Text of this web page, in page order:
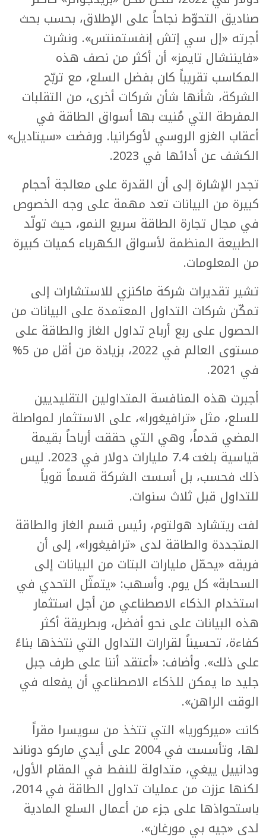
صناديق التحوّط نجاحاً على الإطلاق، بحسب بحث
أجرته «إل سي إتش إنفستمنتس». ونشرت
«فايننشال تايمز» أن أكثر من نصف هذه
المكاسب تقريباً كان بفضل السلع، مع تربّح
الشركة، شأنها شأن شركات أخرى، من التقلبات
المفرطة التي مُنيت بها أسواق الطاقة في
أعقاب الغزو الروسي لأوكرانيا. ورفضت «سيتاديل»
الكشف عن أدائها في 2023.
تجدر الإشارة إلى أن القدرة على معالجة أحجام
كبيرة من البيانات تعد مهمة على وجه الخصوص
في مجال تجارة الطاقة سريع النمو، حيث تولّد
الطبيعة المنظمة لأسواق الكهرباء كميات كبيرة
من المعلومات.
تشير تقديرات شركة ماكنزي للاستشارات إلى
تمكّن شركات التداول المعتمدة على البيانات من
الحصول على ربع أرباح تداول الغاز والطاقة على
مستوى العالم في 2022، بزيادة من أقل من 5%
في 2021.
أجبرت هذه المنافسة المتداولين التقليديين
للسلع، مثل «ترافيغورا»، على الاستثمار لمواصلة
المضي قدماً، وهي التي حققت أرباحاً بقيمة
قياسية بلغت 7.4 مليارات دولار في 2023. ليس
ذلك فحسب، بل أسست الشركة قسماً قوياً
للتداول قبل ثلاث سنوات.
لفت ريتشارد هولتوم، رئيس قسم الغاز والطاقة
المتجددة والطاقة لدى «ترافيغورا»، إلى أن
فريقه «يحمّل مليارات البتات من البيانات إلى
السحابة» كل يوم. وأسهب: «يتمثّل التحدي في
استخدام الذكاء الاصطناعي من أجل استثمار
هذه البيانات على نحو أفضل، وبطريقة أكثر
كفاءة، تحسيناً لقرارات التداول التي نتخذها بناءً
على ذلك». وأضاف: «أعتقد أننا على طرف جبل
جليد ما يمكن للذكاء الاصطناعي أن يفعله في
الوقت الراهن».
كانت «ميركوريا» التي تتخذ من سويسرا مقراً
لها، وتأسست في 2004 على أيدي ماركو دوناند
ودانييل ييغي، متداولة للنفط في المقام الأول،
لكنها عززت من عمليات تداول الطاقة في 2014،
باستحواذها على جزء من أعمال السلع المادية
لدى «جيه بي مورغان».